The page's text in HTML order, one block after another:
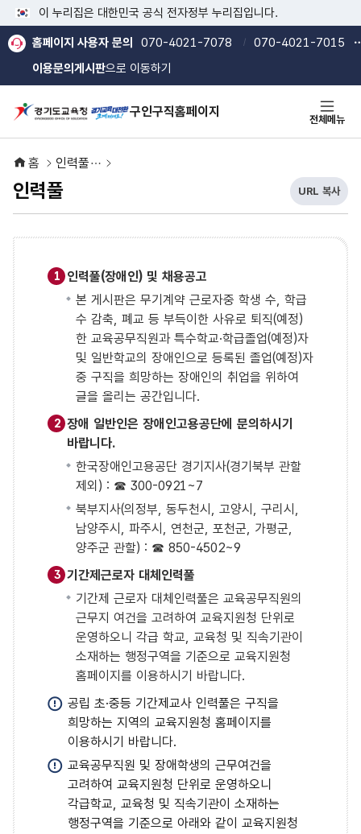
본문 바로가기
메인메뉴 바로가기
이 누리집은 대한민국 공식 전자정부 누리집입니다.
홈페이지 사용자 문의 070-4021-7078
070-4021-7015
이용문의게시판으로 이동하기
구인구직홈페이지
전체메뉴
홈 인력풀
인력풀
열기
열기
URL 복사
현
재
1
인력풀(장애인) 및 채용공고
본 게시판은 무기계약 근로자중 학생 수, 학급
수 감축, 폐교 등 부득이한 사유로 퇴직(예정)
한 교육공무직원과 특수학교·학급졸업(예정)자
및 일반학교의 장애인으로 등록된 졸업(예정)자
중 구직을 희망하는 장애인의 취업을 위하여
글을 올리는 공간입니다.
2 장애 일반인은 장애인고용공단에 문의하시기
바랍니다.
한국장애인고용공단 경기지사(경기북부 관할
제외) : ☎ 300-0921~7
북부지사(의정부, 동두천시, 고양시, 구리시,
남양주시, 파주시, 연천군, 포천군, 가평군,
양주군 관할) : ☎ 850-4502~9
3 기간제근로자 대체인력풀
기간제 근로자 대체인력풀은 교육공무직원의
근무지 여건을 고려하여 교육지원청 단위로
운영하오니 각급 학교, 교육청 및 직속기관이
소재하는 행정구역을 기준으로 교육지원청
홈페이지를 이용하시기 바랍니다.
공립 초·중등 기간제교사 인력풀은 구직을
희망하는 지역의 교육지원청 홈페이지를
이용하시기 바랍니다.
교육공무직원 및 장애학생의 근무여건을
고려하여 교육지원청 단위로 운영하오니
각급학교, 교육청 및 직속기관이 소재하는
행정구역을 기준으로 아래와 같이 교육지원청